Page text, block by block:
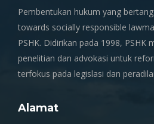
Pembentukan hukum yang
towards socially responsible
PSHK. Didirikan pada 1998, PSHK
penelitian dan advokasi untuk
terfokus pada legislasi dan
Alamat